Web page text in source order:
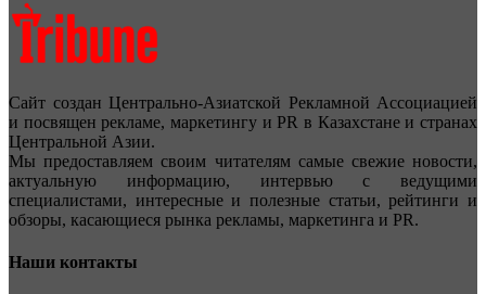
Сайт создан Центрально-Азиатской Рекламной Ассоциацией
и посвящен рекламе, маркетингу и PR в Казахстане и странах
Центральной Азии.
Мы предоставляем своим читателям самые свежие новости,
актуальную информацию, интервью с ведущими
специалистами, интересные и полезные статьи, рейтинги и
обзоры, касающиеся рынка рекламы, маркетинга и PR.
Наши контакты